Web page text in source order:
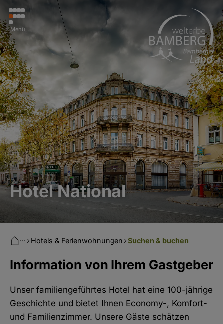
Menü
Hotel National
Suchen & buchen
Hotels & Ferienwohnungen
···
Information von Ihrem Gastgeber
Unser familiengeführtes Hotel hat eine 100-jährige
Geschichte und bietet Ihnen Economy-, Komfort-
und Familienzimmer. Unsere Gäste schätzen